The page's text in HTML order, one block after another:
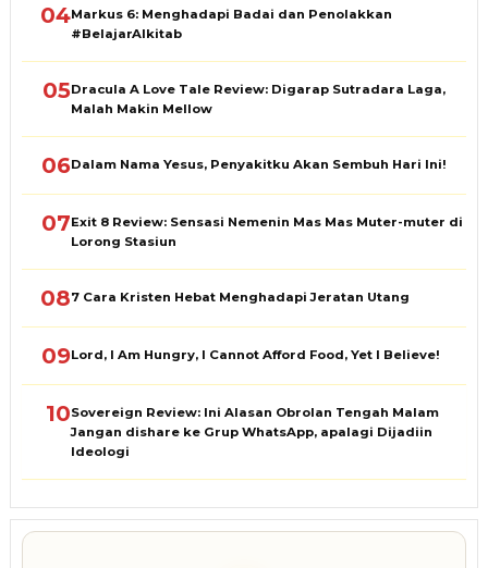
04Markus 6: Menghadapi Badai dan Penolakkan
#BelajarAlkitab
05Dracula A Love Tale Review: Digarap Sutradara Laga,
Malah Makin Mellow
06Dalam Nama Yesus, Penyakitku Akan Sembuh Hari Ini!
07Exit 8 Review: Sensasi Nemenin Mas Mas Muter-muter di
Lorong Stasiun
087 Cara Kristen Hebat Menghadapi Jeratan Utang
09Lord, I Am Hungry, I Cannot Afford Food, Yet I Believe!
10Sovereign Review: Ini Alasan Obrolan Tengah Malam
Jangan dishare ke Grup WhatsApp, apalagi Dijadiin
Ideologi